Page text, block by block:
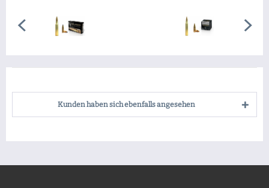
Kunden haben sich ebenfalls angesehen